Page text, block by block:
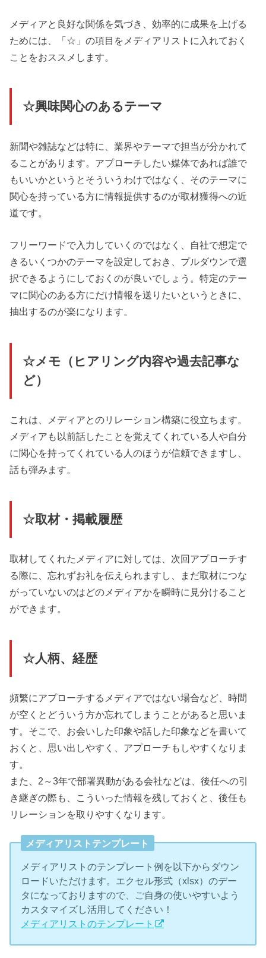
メディアと良好な関係を気づき、効率的に成果を上げる
ためには、「☆」の項目をメディアリストに入れておく
ことをおススメします。
☆興味関心のあるテーマ
新聞や雑誌などは特に、業界やテーマで担当が分かれて
ることがあります。アプローチしたい媒体であれば誰で
もいいかというとそういうわけではなく、そのテーマに
関心を持っている方に情報提供するのが取材獲得への近
道です。
フリーワードで入力していくのではなく、自社で想定で
きるいくつかのテーマを設定しておき、プルダウンで選
択できるようにしておくのが良いでしょう。特定のテー
マに関心のある方にだけ情報を送りたいというときに、
抽出するのが楽になります。
☆メモ（ヒアリング内容や過去記事な
ど）
これは、メディアとのリレーション構築に役立ちます。
メディアも以前話したことを覚えてくれている人や自分
に関心を持ってくれている人のほうが信頼できますし、
話も弾みます。
☆取材・掲載履歴
取材してくれたメディアに対しては、次回アプローチす
る際に、忘れずお礼を伝えられますし、まだ取材につな
がっていないのはどのメディアかを瞬時に見分けること
ができます。
☆人柄、経歴
頻繁にアプローチするメディアではない場合など、時間
が空くとどういう方か忘れてしまうことがあると思いま
す。そこで、お会いした印象や話した印象などを書いて
おくと、思い出しやすく、アプローチもしやすくなりま
す。
また、2～3年で部署異動がある会社などは、後任への引
き継ぎの際も、こういった情報を残しておくと、後任も
リレーションを取りやすくなります。
メディアリストテンプレート
メディアリストのテンプレート例を以下からダウン
ロードいただけます。エクセル形式（xlsx）のデー
タになっておりますので、ご自身の使いやすいよう
カスタマイズし活用してください！
メディアリストのテンプレート